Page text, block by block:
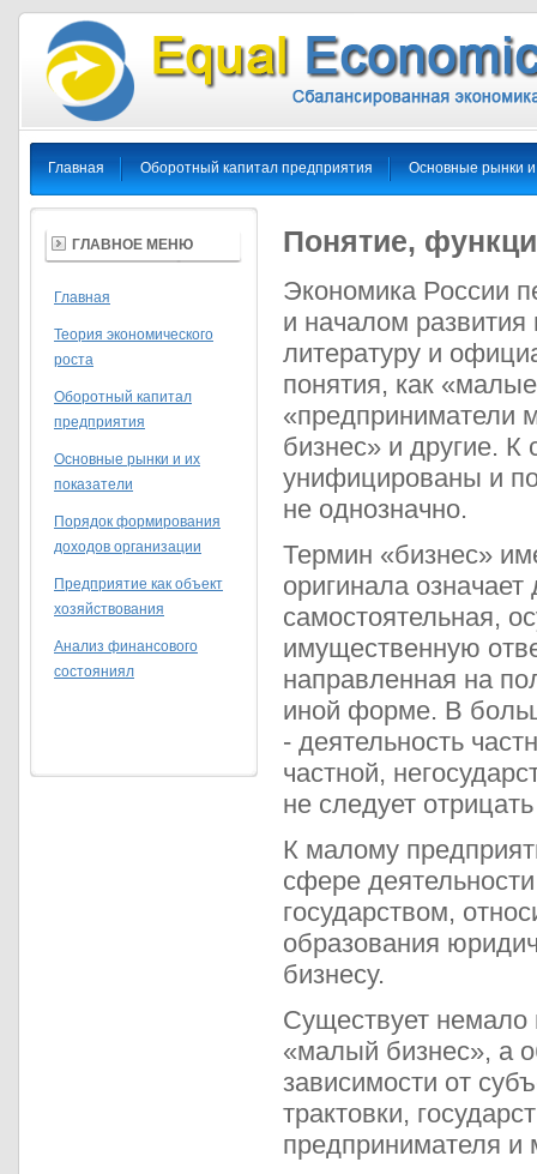
Главная Оборотный капитал предприятия Основные рынки и
Понятие,
Экономика России
и началом
литературу и
понятия, как
«предприниматели
бизнес» и другие.
унифицированы и
не однозначно.
Термин «бизнес»
оригинала
самостоятельная,
имущественную
направленная на
иной форме. В
- деятельность
частной,
не следует
К малому
сфере
государством,
образования
бизнесу.
Существует немало
«малый бизнес», а
зависимости от
трактовки,
предпринимателя и
ГЛАВНОЕ МЕНЮ
Главная
Теория экономического
роста
Оборотный капитал
предприятия
Основные рынки и их
показатели
Порядок формирования
доходов организации
Предприятие как объект
хозяйствования
Анализ финансового
состояниял